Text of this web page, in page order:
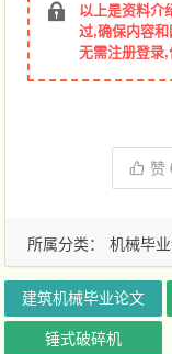
以上是资料介
过,确保内容
无需注册登录
赞
所属分类： 机械毕
建筑机械毕业论文
锤式破碎机